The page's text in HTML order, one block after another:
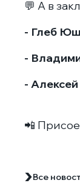
💬 А в
- Глеб
-
-
📲
Все